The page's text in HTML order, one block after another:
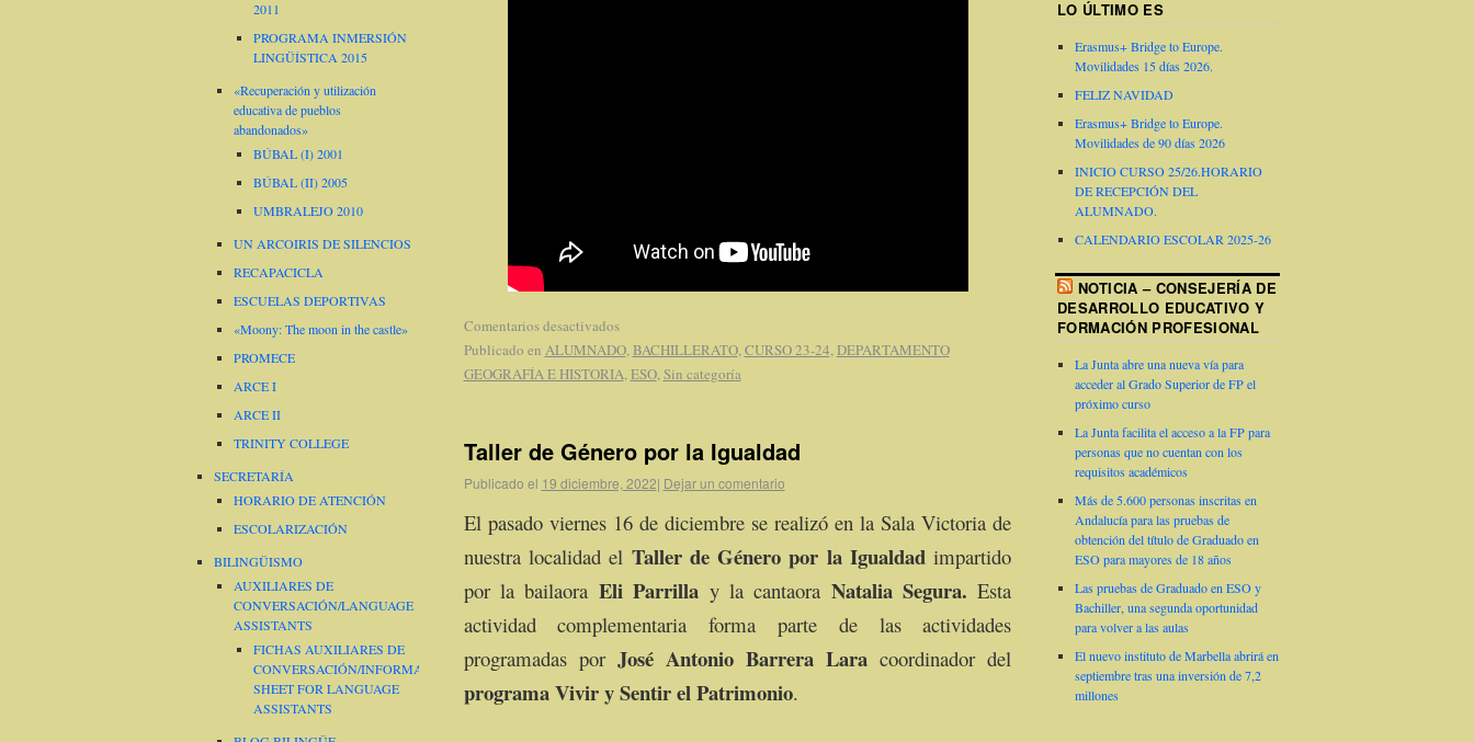
Comentarios desactivados
Publicado en ALUMNADO, BACHILLERATO,CURSO 23-24, DEPARTAMENTO
GEOGRAFÍA E HISTORIA,ESO,Sin categoría
Taller de Género por la Igualdad
Publicado el 19 diciembre, 2022| Dejar un comentario
El pasado viernes 16 de diciembre se realizó en la Sala Victoria de
nuestra localidad el Taller de Género por la Igualdad impartido
por la bailaora Eli Parrilla y la cantaora Natalia Segura.Esta
actividad complementaria forma parte de las actividades
programadas por José Antonio Barrera Lara coordinador del
programa Vivir y Sentir el Patrimonio.
2011
PROGRAMA INMERSIÓN
LINGÜÍSTICA 2015
«Recuperación y utilización
educativa de pueblos
abandonados»
BÚBAL (I) 2001
BÚBAL (II) 2005
UMBRALEJO 2010
UN ARCOIRIS DE SILENCIOS
RECAPACICLA
ESCUELAS DEPORTIVAS
«Moony: The moon in the castle»
PROMECE
ARCE I
ARCE II
TRINITY COLLEGE
SECRETARÍA
HORARIO DE ATENCIÓN
ESCOLARIZACIÓN
BILINGÜISMO
AUXILIARES DE
CONVERSACIÓN/LANGUAGE
ASSISTANTS
FICHAS AUXILIARES DE
CONVERSACIÓN/INFORMATION
SHEET FOR LANGUAGE
ASSISTANTS
LO ÚLTIMO ES
Erasmus+ Bridge to Europe.
Movilidades 15 días 2026.
FELIZ NAVIDAD
Erasmus+ Bridge to Europe.
Movilidades de 90 días 2026
INICIO CURSO 25/26.HORARIO
DE RECEPCIÓN DEL
ALUMNADO.
CALENDARIO ESCOLAR 2025-26
NOTICIA – CONSEJERÍA DE
DESARROLLO EDUCATIVO Y
FORMACIÓN PROFESIONAL
La Junta abre una nueva vía para
acceder al Grado Superior de FP el
próximo curso
La Junta facilita el acceso a la FP para
personas que no cuentan con los
requisitos académicos
Más de 5.600 personas inscritas en
Andalucía para las pruebas de
obtención del título de Graduado en
ESO para mayores de 18 años
Las pruebas de Graduado en ESO y
Bachiller, una segunda oportunidad
para volver a las aulas
El nuevo instituto de Marbella abrirá en
septiembre tras una inversión de 7,2
millones